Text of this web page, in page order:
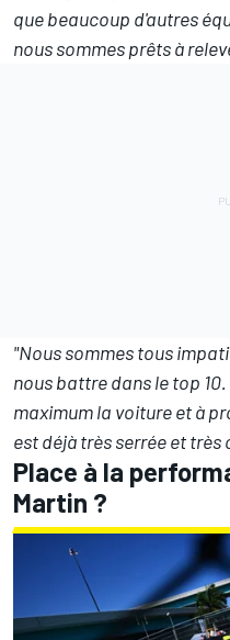
que beaucoup d'autres
nous sommes prêts à
"Nous sommes tous
nous battre dans le top
maximum la voiture et à
est déjà très serrée et
Place à la
Martin ?